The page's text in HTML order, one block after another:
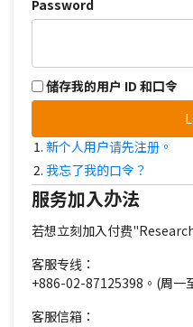
Password
储存我的用户 ID 和口令
新个人用户请先注册。
我忘了我的口令？
服务加入办法
若想立刻加入付费
客服专线：
+886-02-87125398。(周一
客服信箱：